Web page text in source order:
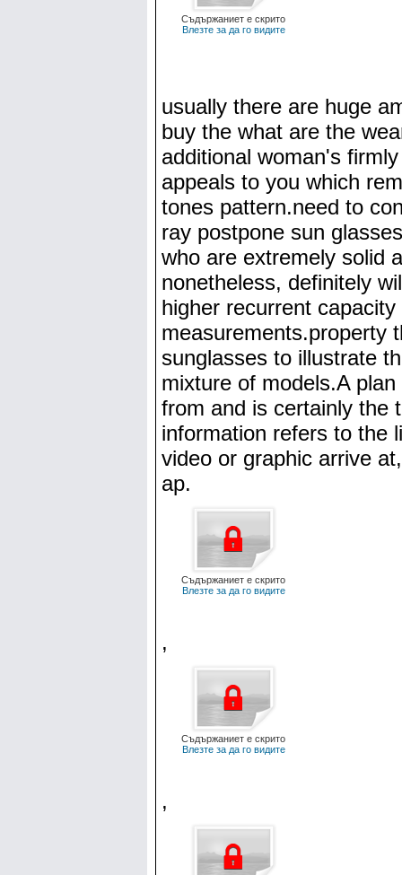
Съдържаниет е скрито
Влезте за да го видите
usually there are huge
buy the what are the
additional woman's
appeals to you which
tones pattern.need to
ray postpone sun
who are extremely solid
nonetheless, definitely
higher recurrent
measurements.property
sunglasses to illustrate
mixture of models.A
from and is certainly the
information refers to the
video or graphic arrive
ap.
Съдържаниет е скрито
Влезте за да го видите
,
Съдържаниет е скрито
Влезте за да го видите
,